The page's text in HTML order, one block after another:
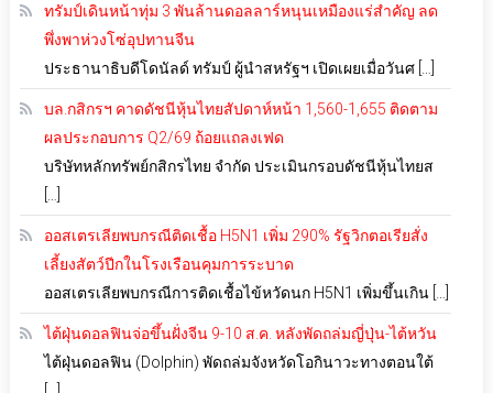
ทรัมป์เดินหน้าทุ่ม 3 พันล้านดอลลาร์หนุนเหมืองแร่สำคัญ ลด
พึ่งพาห่วงโซ่อุปทานจีน
ประธานาธิบดีโดนัลด์ ทรัมป์ ผู้นำสหรัฐฯ เปิดเผยเมื่อวันศ […]
บล.กสิกรฯ คาดดัชนีหุ้นไทยสัปดาห์หน้า 1,560-1,655 ติดตาม
ผลประกอบการ Q2/69 ถ้อยแถลงเฟด
บริษัทหลักทรัพย์กสิกรไทย จำกัด ประเมินกรอบดัชนีหุ้นไทยส
ออสเตรเลียพบกรณีติดเชื้อ H5N1 เพิ่ม 290% รัฐวิกตอเรียสั่ง
เลี้ยงสัตว์ปีกในโรงเรือนคุมการระบาด
ออสเตรเลียพบกรณีการติดเชื้อไข้หวัดนก H5N1 เพิ่มขึ้นเกิน […]
ไต้ฝุ่นดอลฟินจ่อขึ้นฝั่งจีน 9-10 ส.ค. หลังพัดถล่มญี่ปุ่น-ไต้หวัน
ไต้ฝุ่นดอลฟิน (Dolphin) พัดถล่มจังหวัดโอกินาวะทางตอนใต้